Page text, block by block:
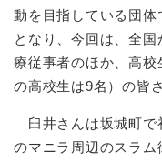
動を目指している団体
となり、今回は、全
療従事者のほか、高
の高校生は9名）の皆
臼井さんは坂城町で
のマニラ周辺のスラ